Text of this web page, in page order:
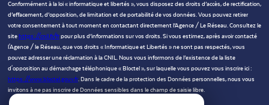
Conformément à la loi « informatique et libertés », vous disposez des droits d’accès, de rectification,
d’effacement, d’opposition, de limitation et de portabilité de vos données. Vous pouvez retirer
votre consentement à tout moment en contactant directement l’Agence / Le Réseau. Consultez le
site https://cnil.fr/frpour plus d’informations sur vos droits. Si vous estimez, après avoir contacté
l'Agence / le Réseau, que vos droits « Informatique et Libertés » ne sont pas respectés, vous
pouvez adresser une réclamation à la CNIL. Nous vous informons de l’existence de la liste
d'opposition au démarchage téléphonique « Bloctel », sur laquelle vous pouvez vous inscrire ici :
https://www.bloctel.gouv.fr. Dans le cadre de la protection des Données personnelles, nous vous
invitons à ne pas inscrire de Données sensibles dans le champ de saisie libre.